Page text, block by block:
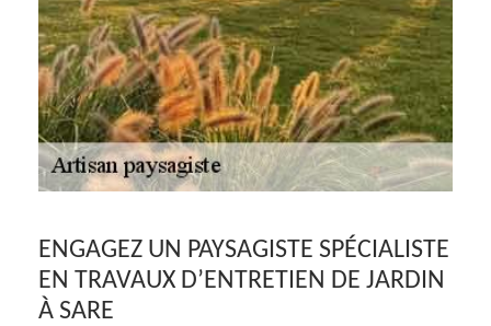
ENGAGEZ UN PAYSAGISTE SPÉCIALISTE
EN TRAVAUX D’ENTRETIEN DE JARDIN
À SARE